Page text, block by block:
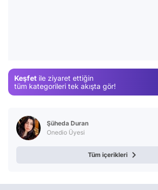
Keşfet ile ziyaret ettiğin
tüm kategorileri tek akışta gör!
Şüheda Duran
Onedio Üyesi
Tüm içerikleri